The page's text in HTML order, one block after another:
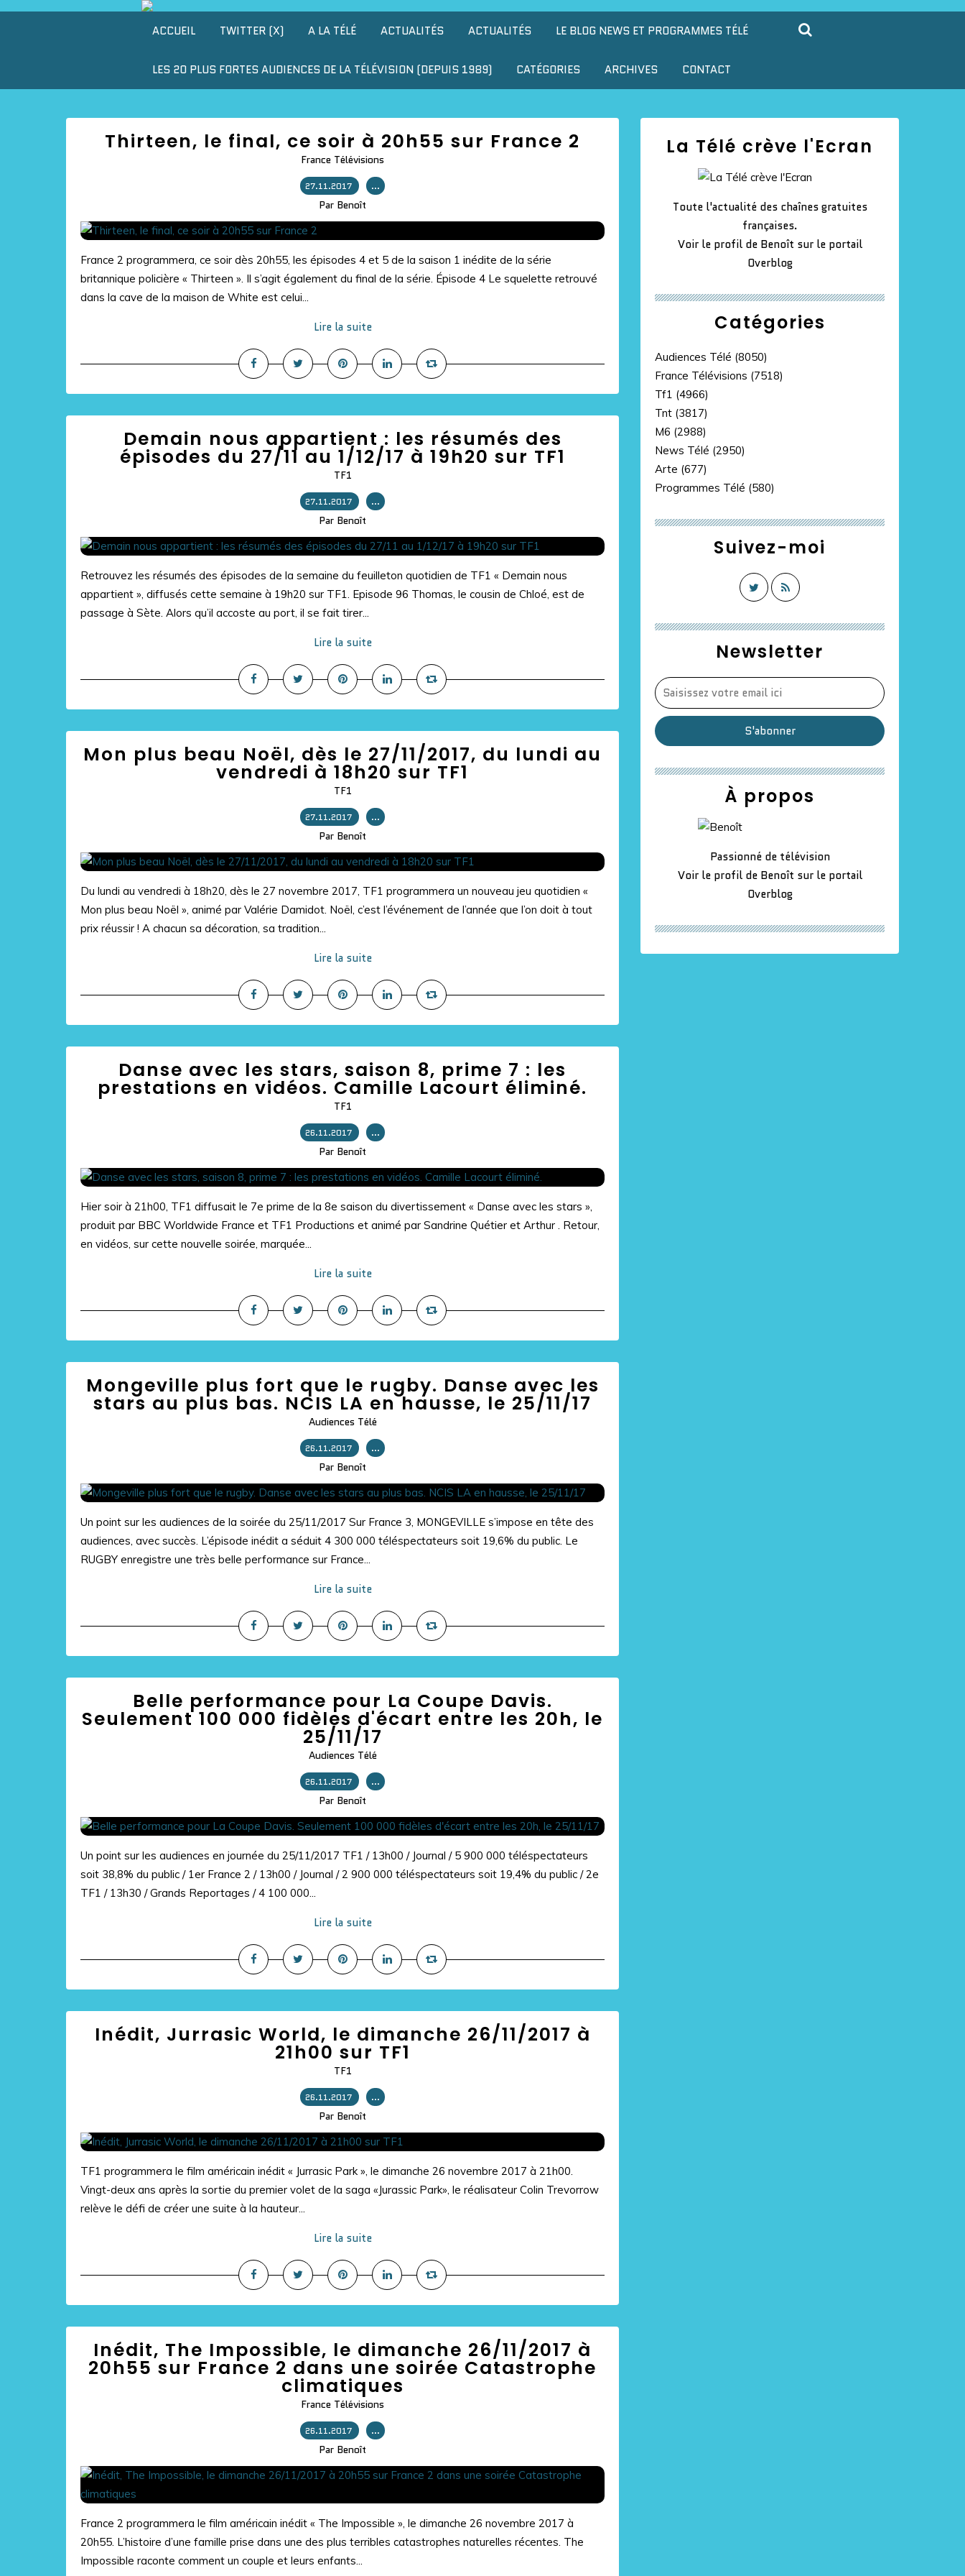
ACCUEIL TWITTER (X) A LA TÉLÉ ACTUALITÉS ACTUALITÉS LE BLOG NEWS ET PROGRAMMES TÉLÉ
LES 20 PLUS FORTES AUDIENCES DE LA TÉLÉVISION (DEPUIS 1989) CATÉGORIES ARCHIVES CONTACT
Thirteen, le final, ce soir à 20h55 sur France 2
France Télévisions
27.11.2017 …
Par Benoît
France 2 programmera, ce soir dès 20h55, les épisodes 4 et 5 de la saison 1 inédite de la série
britannique policière « Thirteen ». Il s’agit également du final de la série. Épisode 4 Le squelette retrouvé
dans la cave de la maison de White est celui...
Lire la suite
Demain nous appartient : les résumés des
épisodes du 27/11 au 1/12/17 à 19h20 sur TF1
TF1
27.11.2017 …
Par Benoît
Retrouvez les résumés des épisodes de la semaine du feuilleton quotidien de TF1 « Demain nous
appartient », diffusés cette semaine à 19h20 sur TF1. Episode 96 Thomas, le cousin de Chloé, est de
passage à Sète. Alors qu’il accoste au port, il se fait tirer...
Lire la suite
Mon plus beau Noël, dès le 27/11/2017, du lundi au
vendredi à 18h20 sur TF1
TF1
27.11.2017 …
Par Benoît
Du lundi au vendredi à 18h20, dès le 27 novembre 2017, TF1 programmera un nouveau jeu quotidien «
Mon plus beau Noël », animé par Valérie Damidot. Noël, c’est l’événement de l’année que l’on doit à tout
prix réussir ! A chacun sa décoration, sa tradition...
Lire la suite
Danse avec les stars, saison 8, prime 7 : les
prestations en vidéos. Camille Lacourt éliminé.
TF1
26.11.2017 …
Par Benoît
Hier soir à 21h00, TF1 diffusait le 7e prime de la 8e saison du divertissement « Danse avec les stars »,
produit par BBC Worldwide France et TF1 Productions et animé par Sandrine Quétier et Arthur . Retour,
en vidéos, sur cette nouvelle soirée, marquée...
Lire la suite
Mongeville plus fort que le rugby. Danse avec les
stars au plus bas. NCIS LA en hausse, le 25/11/17
Audiences Télé
26.11.2017 …
Par Benoît
Un point sur les audiences de la soirée du 25/11/2017 Sur France 3, MONGEVILLE s’impose en tête des
audiences, avec succès. L’épisode inédit a séduit 4 300 000 téléspectateurs soit 19,6% du public. Le
RUGBY enregistre une très belle performance sur France...
Lire la suite
Belle performance pour La Coupe Davis.
Seulement 100 000 fidèles d'écart entre les 20h, le
25/11/17
Audiences Télé
26.11.2017 …
Par Benoît
Un point sur les audiences en journée du 25/11/2017 TF1 / 13h00 / Journal / 5 900 000 téléspectateurs
soit 38,8% du public / 1er France 2 / 13h00 / Journal / 2 900 000 téléspectateurs soit 19,4% du public / 2e
TF1 / 13h30 / Grands Reportages / 4 100 000...
Lire la suite
Inédit, Jurrasic World, le dimanche 26/11/2017 à
21h00 sur TF1
TF1
26.11.2017 …
Par Benoît
TF1 programmera le film américain inédit « Jurrasic Park », le dimanche 26 novembre 2017 à 21h00.
Vingt-deux ans après la sortie du premier volet de la saga «Jurassic Park», le réalisateur Colin Trevorrow
relève le défi de créer une suite à la hauteur...
Lire la suite
Inédit, The Impossible, le dimanche 26/11/2017 à
20h55 sur France 2 dans une soirée Catastrophe
climatiques
France Télévisions
26.11.2017 …
Par Benoît
France 2 programmera le film américain inédit « The Impossible », le dimanche 26 novembre 2017 à
20h55. L’histoire d’une famille prise dans une des plus terribles catastrophes naturelles récentes. The
Impossible raconte comment un couple et leurs enfants...
Newsletter
Catégories
Audiences Télé (8050)
France Télévisions (7518)
Tf1 (4966)
Tnt (3817)
M6 (2988)
News Télé (2950)
Arte (677)
Programmes Télé (580)
La Télé crève l'Ecran
Toute l'actualité des chaînes gratuites
françaises.
Voir le profil de Benoît sur le portail
Overblog
Suivez-moi
À propos
Passionné de télévision
Voir le profil de Benoît sur le portail
Overblog